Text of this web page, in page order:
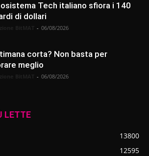
Tech italiano sfiora i 140
di dollari
- 06/08/2026
corta? Non basta per
meglio
- 06/08/2026
LETTE
13800
12595